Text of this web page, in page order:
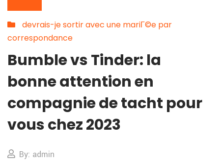
devrais-je sortir avec une mariГ©e par
correspondance
Bumble vs Tinder: la
bonne attention en
compagnie de tacht pour
vous chez 2023
By: admin